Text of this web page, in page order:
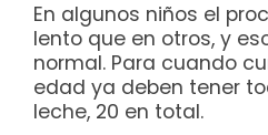
En algunos niños el
lento que en otros, y
normal. Para cuando
edad ya deben tener
leche, 20 en total.